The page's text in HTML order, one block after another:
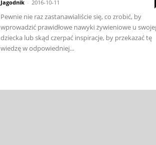
Jagodnik - 2016-10-11
Pewnie nie raz zastanawialiście się, co zrobić, by
wprowadzić prawidłowe nawyki żywieniowe u
dziecka lub skąd czerpać inspiracje, by przekazać tę
wiedzę w odpowiedniej...